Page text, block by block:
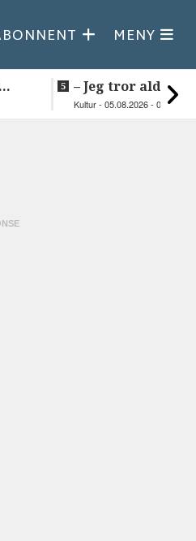
MENY
–⁠ Jeg tror aldri
så vakker natur
Kultur - 05.08.2026 - 09:20